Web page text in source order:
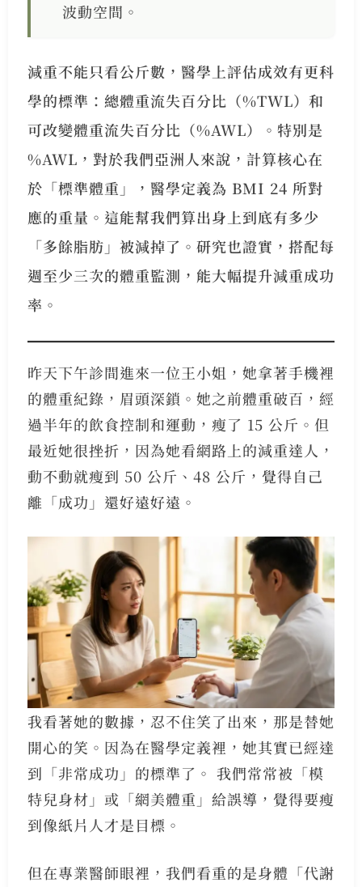
波動空間。
減重不能只看公斤數，醫學上評估成效有更科
學的標準：總體重流失百分比（%TWL）和
可改變體重流失百分比（%AWL）。特別是
%AWL，對於我們亞洲人來說，計算核心在
於「標準體重」，醫學定義為 BMI 24 所對
應的重量。這能幫我們算出身上到底有多少
「多餘脂肪」被減掉了。研究也證實，搭配每
週至少三次的體重監測，能大幅提升減重成功
率。
昨天下午診間進來一位王小姐，她拿著手機裡
的體重紀錄，眉頭深鎖。她之前體重破百，經
過半年的飲食控制和運動，瘦了 15 公斤。但
最近她很挫折，因為她看網路上的減重達人，
動不動就瘦到 50 公斤、48 公斤，覺得自己
離「成功」還好遠好遠。
我看著她的數據，忍不住笑了出來，那是替她
開心的笑。因為在醫學定義裡，她其實已經達
到「非常成功」的標準了。 我們常常被「模
特兒身材」或「網美體重」給誤導，覺得要瘦
到像紙片人才是目標。
但在專業醫師眼裡，我們看重的是身體「代謝